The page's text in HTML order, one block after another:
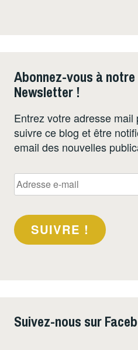
Abonnez-vous à notre
Newsletter !
Entrez votre adresse mail
suivre ce blog et être
email des nouvelles
Adresse
e-
SUIVRE !
Suivez-nous sur